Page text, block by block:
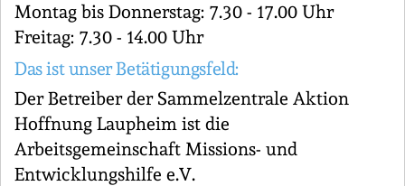
Montag bis Donnerstag: 7.30 - 17.00 Uhr
Freitag: 7.30 - 14.00 Uhr
Das ist unser Betätigungsfeld:
Der Betreiber der Sammelzentrale Aktion
Hoffnung Laupheim ist die
Arbeitsgemeinschaft Missions- und
Entwicklungshilfe e.V.